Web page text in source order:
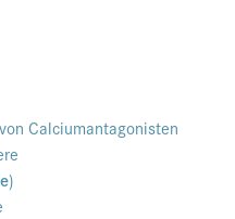
Calciumantagonisten
)